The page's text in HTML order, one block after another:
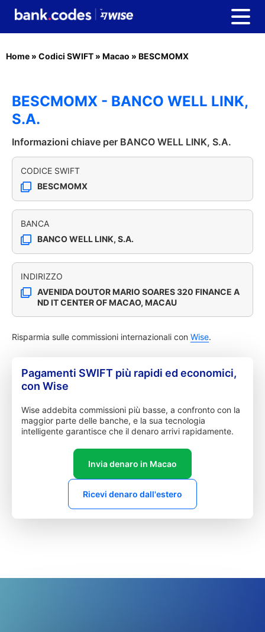
Home » Codici SWIFT » Macao » BESCMOMX
BESCMOMX - BANCO WELL LINK,
S.A.
Informazioni chiave per BANCO WELL LINK, S.A.
CODICE SWIFT
BESCMOMX
BANCA
BANCO WELL LINK, S.A.
INDIRIZZO
AVENIDA DOUTOR MARIO SOARES 320 FINANCE A
ND IT CENTER OF MACAO, MACAU
Risparmia sulle commissioni internazionali con Wise.
Pagamenti SWIFT più rapidi ed economici,
con Wise
Wise addebita commissioni più basse, a confronto con la
maggior parte delle banche, e la sua tecnologia
intelligente garantisce che il denaro arrivi rapidamente.
Invia denaro in Macao
Ricevi denaro dall'estero